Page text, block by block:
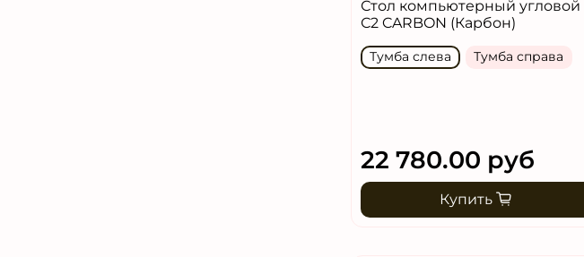
Стол компьютерный угловой
С2 CARBON (Карбон)
Тумба слева Тумба справа
22 780.00 руб
Купить